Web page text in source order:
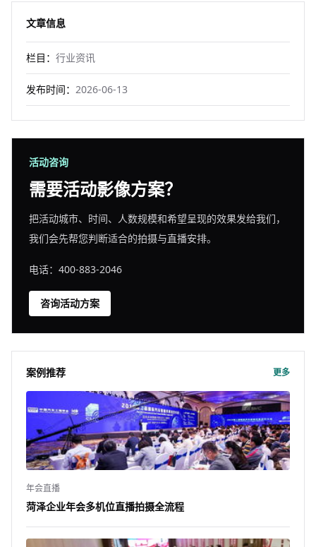
文章信息
栏目： 行业资讯
发布时间： 2026-06-13
活动咨询
需要活动影像方案？
把活动城市、时间、人数规模和希望呈现的效果发给我们，
我们会先帮您判断适合的拍摄与直播安排。
电话：400-883-2046
咨询活动方案
案例推荐 更多
年会直播
菏泽企业年会多机位直播拍摄全流程